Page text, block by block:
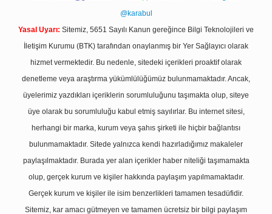
@karabul
Yasal Uyarı: Sitemiz, 5651 Sayılı Kanun gereğince Bilgi Teknolojileri ve
İletişim Kurumu (BTK) tarafından onaylanmış bir Yer Sağlayıcı olarak
hizmet vermektedir. Bu nedenle, sitedeki içerikleri proaktif olarak
denetleme veya araştırma yükümlülüğümüz bulunmamaktadır. Ancak,
üyelerimiz yazdıkları içeriklerin sorumluluğunu taşımakta olup, siteye
üye olarak bu sorumluluğu kabul etmiş sayılırlar. Bu internet sitesi,
herhangi bir marka, kurum veya şahıs şirketi ile hiçbir bağlantısı
bulunmamaktadır. Sitede yalnızca kendi hazırladığımız makaleler
paylaşılmaktadır. Burada yer alan içerikler haber niteliği taşımamakta
olup, gerçek kurum ve kişiler hakkında paylaşım yapılmamaktadır.
Gerçek kurum ve kişiler ile isim benzerlikleri tamamen tesadüfidir.
Sitemiz, kar amacı gütmeyen ve tamamen ücretsiz bir bilgi paylaşım